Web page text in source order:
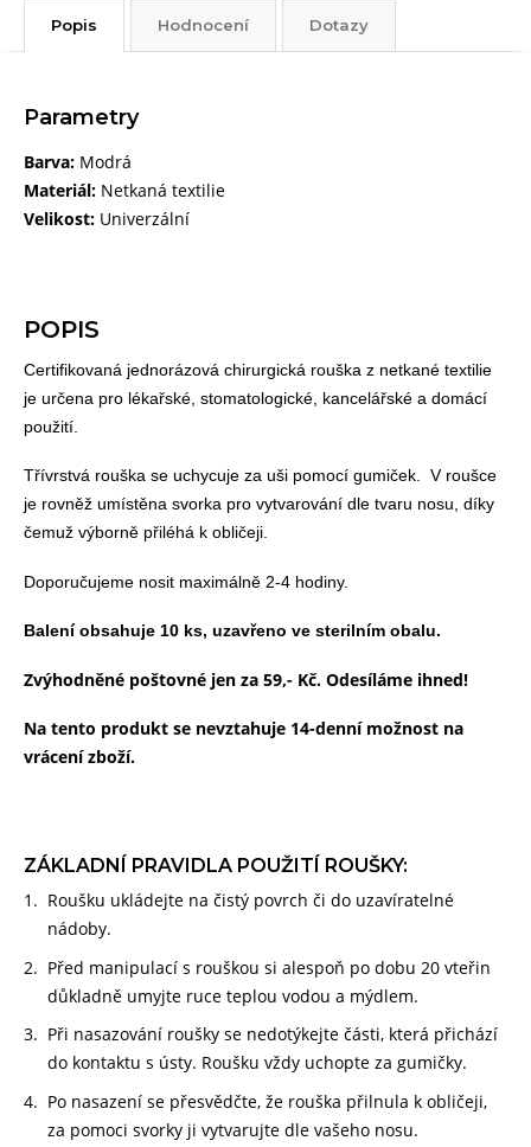
Popis Hodnocení Dotazy
POPIS
Certifikovaná jednorázová chirurgická rouška z netkané textilie
je určena pro lékařské, stomatologické, kancelářské a domácí
použití.
Třívrstvá rouška se uchycuje za uši pomocí gumiček. V roušce
je rovněž umístěna svorka pro vytvarování dle tvaru nosu, díky
čemuž výborně přiléhá k obličeji.
Doporučujeme nosit maximálně 2-4 hodiny.
Balení obsahuje 10 ks, uzavřeno ve sterilním obalu.
Zvýhodněné poštovné jen za 59,- Kč. Odesíláme ihned!
Na tento produkt se nevztahuje 14-denní možnost na
vrácení zboží.
ZÁKLADNÍ PRAVIDLA POUŽITÍ ROUŠKY:
Roušku ukládejte na čistý povrch či do uzavíratelné
nádoby.
Před manipulací s rouškou si alespoň po dobu 20 vteřin
důkladně umyjte ruce teplou vodou a mýdlem.
Při nasazování roušky se nedotýkejte části, která přichází
do kontaktu s ústy. Roušku vždy uchopte za gumičky.
Po nasazení se přesvědčte, že rouška přilnula k obličeji,
za pomoci svorky ji vytvarujte dle vašeho nosu.
Parametry
Barva: Modrá
Materiál: Netkaná textilie
Velikost: Univerzální